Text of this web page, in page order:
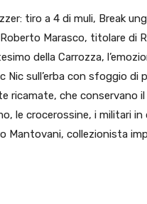
tiro a 4 di muli, Break
Marasco, titolare di
della Carrozza,
sull’erba con sfoggio di
ricamate, che conservano
le crocerossine, i militari
Mantovani, collezionista